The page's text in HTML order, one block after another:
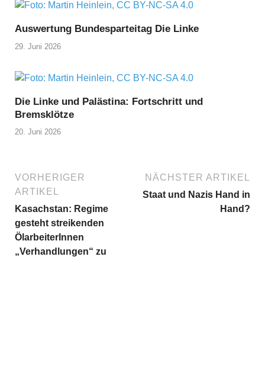
Auswertung Bundesparteitag Die Linke
29. Juni 2026
Die Linke und Palästina: Fortschritt und
Bremsklötze
20. Juni 2026
VORHERIGER
ARTIKEL
Kasachstan: Regime
gesteht streikenden
ÖlarbeiterInnen
„Verhandlungen“ zu
NÄCHSTER ARTIKEL
Staat und Nazis Hand in
Hand?